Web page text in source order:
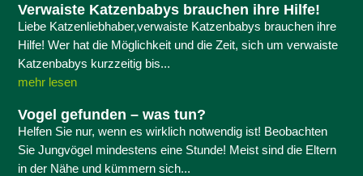
Verwaiste Katzenbabys brauchen ihre Hilfe!
Liebe Katzenliebhaber,verwaiste Katzenbabys brauchen ihre
Hilfe! Wer hat die Möglichkeit und die Zeit, sich um verwaiste
Katzenbabys kurzzeitig bis...
mehr lesen
Vogel gefunden – was tun?
Helfen Sie nur, wenn es wirklich notwendig ist! Beobachten
Sie Jungvögel mindestens eine Stunde! Meist sind die Eltern
in der Nähe und kümmern sich...